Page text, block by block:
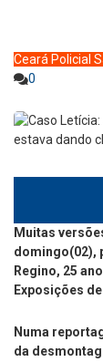
Ceará Policial
0
Muitas
domingo(02),
Regino, 25
Exposições
Numa
da